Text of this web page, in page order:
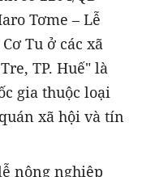
Tơme – Lễ
Tu ở các xã
TP. Huế" là
gia thuộc loại
xã hội và tín
nông nghiệp